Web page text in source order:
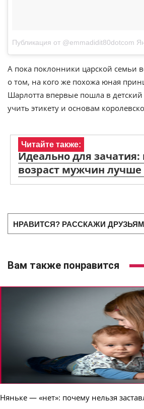
Публикация от @emmadidit80dotcom
А пока поклонники царской семьи
о том, на кого же похожа юная
Шарлотта впервые пошла в детский
учить этикету и основам
Читайте также:
Идеально для зачатия:
возраст мужчин лучше
НРАВИТСЯ? РАССКАЖИ
Вам также понравится
Няньке — «нет»: почему нельзя